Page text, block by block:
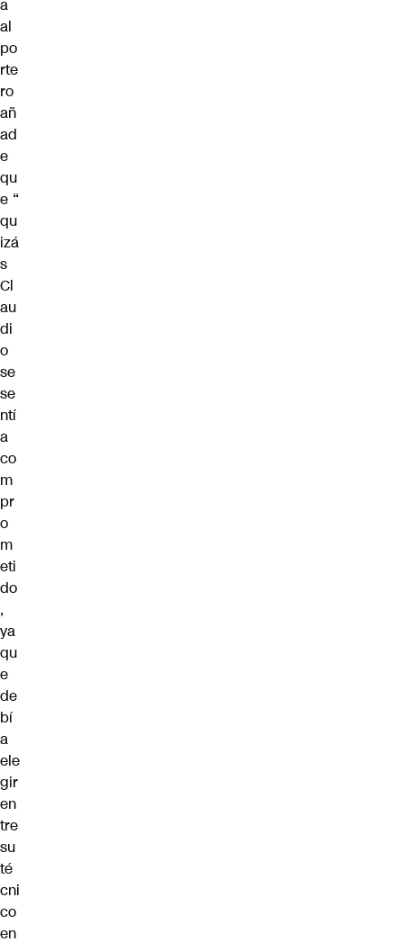
a
al
po
rte
ro
añ
ad
e
qu
e “
qu
izá
s
Cl
au
di
o
se
se
ntí
a
co
m
pr
o
m
eti
do
,
ya
qu
e
de
bí
a
ele
gir
en
tre
su
té
cni
co
en